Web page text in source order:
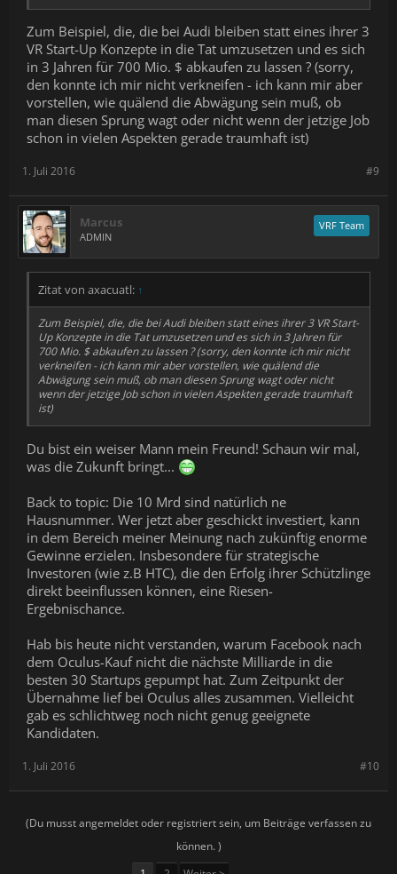
Zum Beispiel, die, die bei Audi bleiben statt eines ihrer 3
VR Start-Up Konzepte in die Tat umzusetzen und es sich
in 3 Jahren für 700 Mio. $ abkaufen zu lassen ? (sorry,
den konnte ich mir nicht verkneifen - ich kann mir aber
vorstellen, wie quälend die Abwägung sein muß, ob
man diesen Sprung wagt oder nicht wenn der jetzige Job
schon in vielen Aspekten gerade traumhaft ist)
#9
1. Juli 2016
Marcus
ADMIN
VRF Team
Zitat von axacuatl: ↑
Zum Beispiel, die, die bei Audi bleiben statt eines ihrer 3 VR Start-
Up Konzepte in die Tat umzusetzen und es sich in 3 Jahren für
700 Mio. $ abkaufen zu lassen ? (sorry, den konnte ich mir nicht
verkneifen - ich kann mir aber vorstellen, wie quälend die
Abwägung sein muß, ob man diesen Sprung wagt oder nicht
wenn der jetzige Job schon in vielen Aspekten gerade traumhaft
ist)
Du bist ein weiser Mann mein Freund! Schaun wir mal,
was die Zukunft bringt...
Back to topic: Die 10 Mrd sind natürlich ne
Hausnummer. Wer jetzt aber geschickt investiert, kann
in dem Bereich meiner Meinung nach zukünftig enorme
Gewinne erzielen. Insbesondere für strategische
Investoren (wie z.B HTC), die den Erfolg ihrer Schützlinge
direkt beeinflussen können, eine Riesen-
Ergebnischance.
Hab bis heute nicht verstanden, warum Facebook nach
dem Oculus-Kauf nicht die nächste Milliarde in die
besten 30 Startups gepumpt hat. Zum Zeitpunkt der
Übernahme lief bei Oculus alles zusammen. Vielleicht
gab es schlichtweg noch nicht genug geeignete
Kandidaten.
#10
1. Juli 2016
(Du musst angemeldet oder registriert sein, um Beiträge verfassen zu
können. )